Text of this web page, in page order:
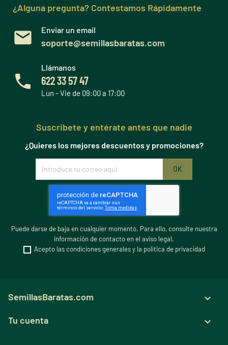
¿Alguna pregunta? Contestamos Rápidamente
Enviar un email
soporte@semillasbaratas.com
Llámanos
622 33 57 47
Lun - Vie de 09:00 a 17:00
Suscribete y entérate antes que nadie
¿Quieres los mejores descuentos y promociones?
Puede darse de baja en cualquier momento. Para ello, consulte nuestra
información de contacto en el aviso legal.
Acepto las condiciones generales y la política de privacidad
SemillasBaratas.com 
Tu cuenta 